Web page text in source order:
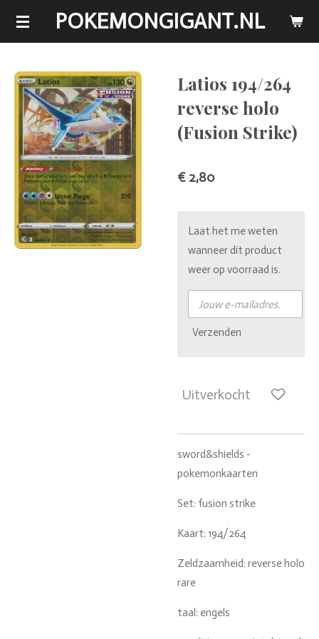
Ga
de
hoofdinhoud
POKEMONGIGANT.NL
Latios 194/264
reverse holo
(Fusion Strike)
€ 2,80
Laat het me weten
wanneer dit product
weer op voorraad is.
Verzenden
Uitverkocht
sword&shields -
pokemonkaarten
Set: fusion strike
Kaart: 194/264
Zeldzaamheid: reverse holo
rare
taal: engels